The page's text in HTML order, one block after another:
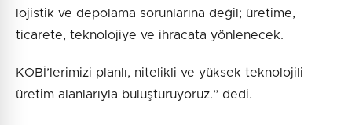
lojistik ve depolama sorunlarına değil; üretime,
ticarete, teknolojiye ve ihracata yönlenecek.
KOBİ’lerimizi planlı, nitelikli ve yüksek teknolojili
üretim alanlarıyla buluşturuyoruz.” dedi.